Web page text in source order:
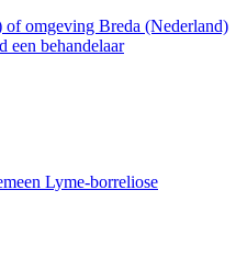
omgeving Breda (Nederland)
een behandelaar
Lyme-borreliose